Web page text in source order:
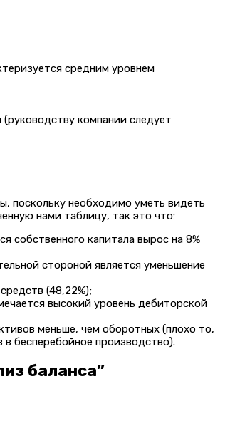
средним уровнем
компании следует
поскольку необходимо уметь видеть
нами таблицу, так это что:
собственного капитала вырос на 8%
стороной является уменьшение
(48,22%);
высокий уровень дебиторской
меньше, чем оборотных (плохо то,
бесперебойное производство).
баланса”